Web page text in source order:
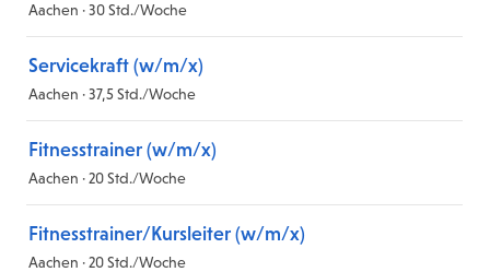
Aachen · 30 Std./Woche
Servicekraft (w/m/x)
Aachen · 37,5 Std./Woche
Fitnesstrainer (w/m/x)
Aachen · 20 Std./Woche
Fitnesstrainer/Kursleiter (w/m/x)
Aachen · 20 Std./Woche